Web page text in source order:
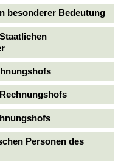
besonderer Bedeutung
Personen des